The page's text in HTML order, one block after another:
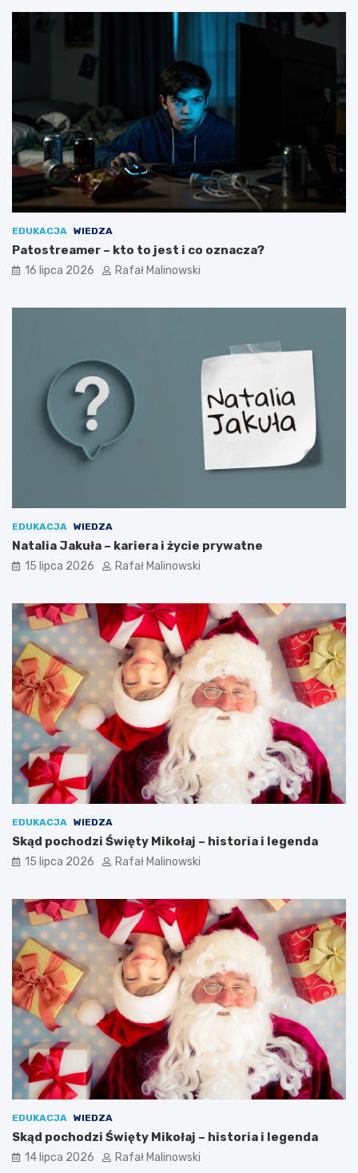
EDUKACJA WIEDZA
Patostreamer – kto to jest i co oznacza?
16 lipca 2026 Rafał Malinowski
EDUKACJA WIEDZA
Natalia Jakuła – kariera i życie prywatne
15 lipca 2026 Rafał Malinowski
EDUKACJA WIEDZA
Skąd pochodzi Święty Mikołaj – historia i legenda
15 lipca 2026 Rafał Malinowski
EDUKACJA WIEDZA
Skąd pochodzi Święty Mikołaj – historia i legenda
14 lipca 2026 Rafał Malinowski